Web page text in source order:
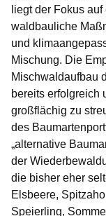
liegt der Fokus
waldbauliche
und
Mischung. Die
Mischwaldaufbau
bereits erfolgreich
großflächig zu
des
„alternative
der
die bisher eher
Elsbeere,
Speierling,